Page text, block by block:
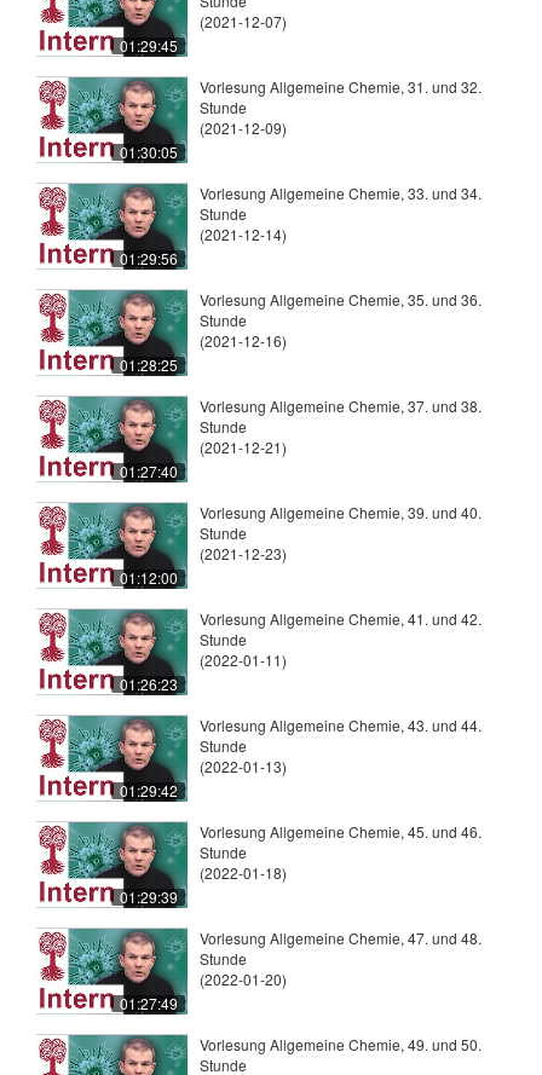
01:29:45
(2021-12-07)
01:30:05
Vorlesung Allgemeine Chemie, 31. und 32.
Stunde
(2021-12-09)
01:29:56
Vorlesung Allgemeine Chemie, 33. und 34.
Stunde
(2021-12-14)
01:28:25
Vorlesung Allgemeine Chemie, 35. und 36.
Stunde
(2021-12-16)
01:27:40
Vorlesung Allgemeine Chemie, 37. und 38.
Stunde
(2021-12-21)
01:12:00
Vorlesung Allgemeine Chemie, 39. und 40.
Stunde
(2021-12-23)
01:26:23
Vorlesung Allgemeine Chemie, 41. und 42.
Stunde
(2022-01-11)
01:29:42
Vorlesung Allgemeine Chemie, 43. und 44.
Stunde
(2022-01-13)
01:29:39
Vorlesung Allgemeine Chemie, 45. und 46.
Stunde
(2022-01-18)
01:27:49
Vorlesung Allgemeine Chemie, 47. und 48.
Stunde
(2022-01-20)
Vorlesung Allgemeine Chemie, 49. und 50.
Stunde